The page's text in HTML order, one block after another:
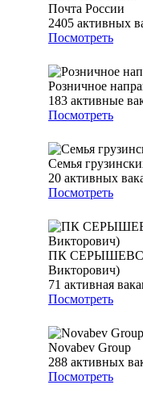
Почта России
2405 активных
Посмотреть
Розничное
183 активные
Посмотреть
Семья
20 активных
Посмотреть
ПК
Викторович)
71 активная
Посмотреть
Novabev Group
288 активных
Посмотреть